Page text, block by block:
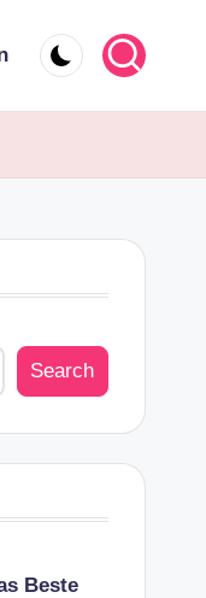
Search
Beste